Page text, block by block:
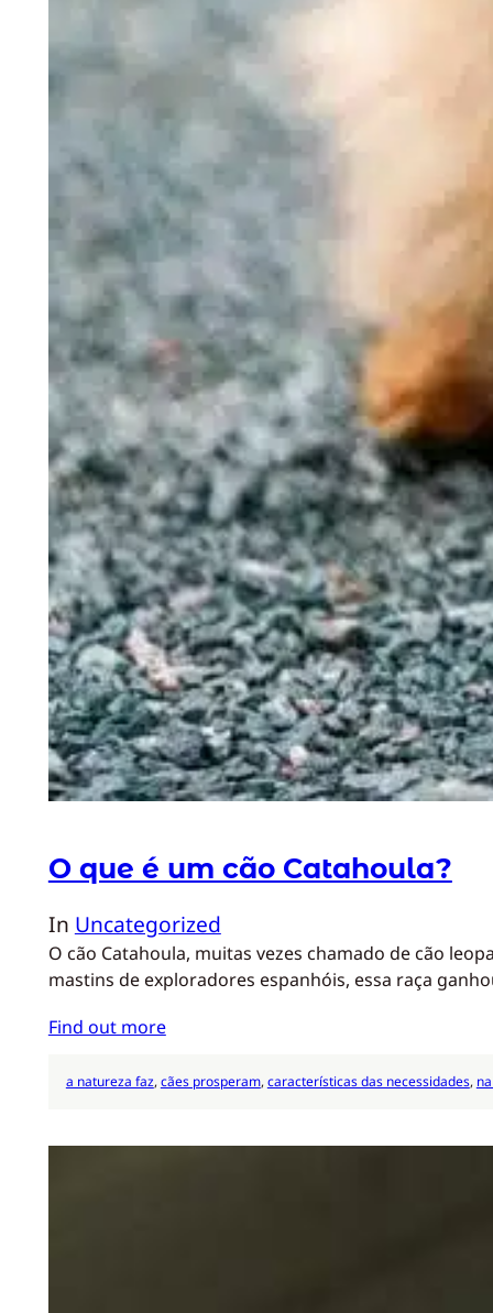
O que é um cão Catahoula?
In Uncategorized
O cão Catahoula, muitas vezes chamado de cão
mastins de exploradores espanhóis, essa raça
Find out more
a natureza faz, cães prosperam, características das necessidades,